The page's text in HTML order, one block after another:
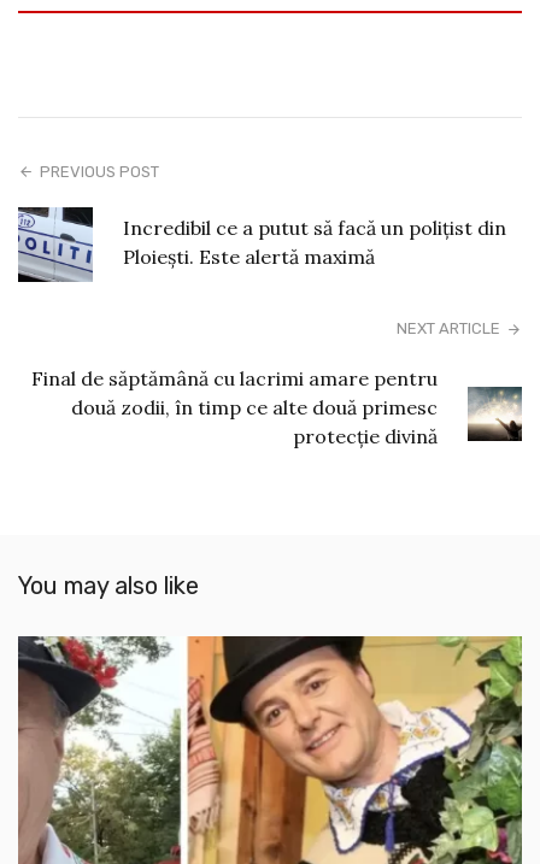
You may also like
MEDIA
Aurică Totolici a fost condamnat la 17 ani
de închisoare